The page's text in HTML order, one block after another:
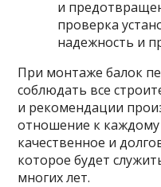
и
проверка
надежность и
При монтаже балок
соблюдать все
и рекомендации
отношение к
качественное и
которое будет
многих лет.